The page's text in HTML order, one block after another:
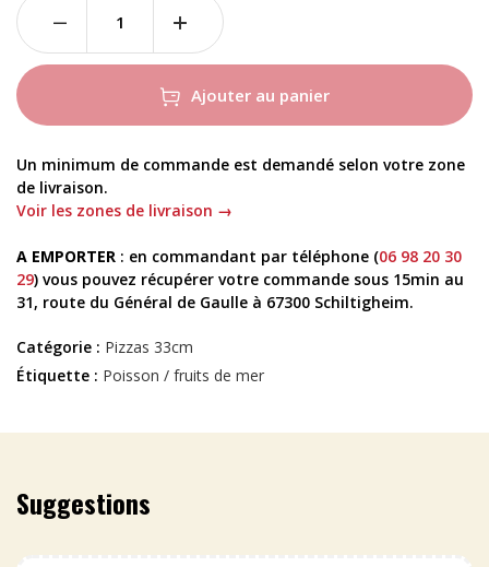
Ajouter au panier
Un minimum de commande est demandé selon votre zone
de livraison.
Voir les zones de livraison →
A EMPORTER : en commandant par téléphone (06 98 20 30
29) vous pouvez récupérer votre commande sous 15min au
31, route du Général de Gaulle à 67300 Schiltigheim.
Catégorie : Pizzas 33cm
Étiquette : Poisson / fruits de mer
Suggestions